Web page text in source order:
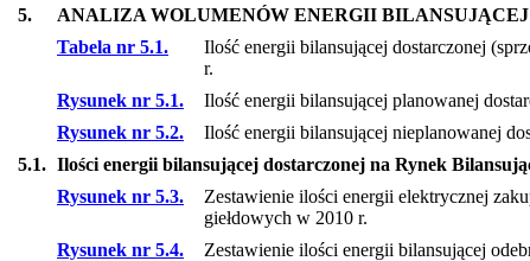
5.
ANALIZA WOLUMENÓW ENERGII BILANSUJĄCEJ
Tabela nr 5.1.
Ilość energii bilansującej dostarczonej
r.
Rysunek nr 5.1.
Ilość energii bilansującej planowanej
Rysunek nr 5.2.
Ilość energii bilansującej nieplanowanej
5.1. Ilości energii bilansującej dostarczonej na Rynek
Rysunek nr 5.3.
Zestawienie ilości energii elektrycznej
giełdowych w 2010 r.
Rysunek nr 5.4.
Zestawienie ilości energii bilansującej